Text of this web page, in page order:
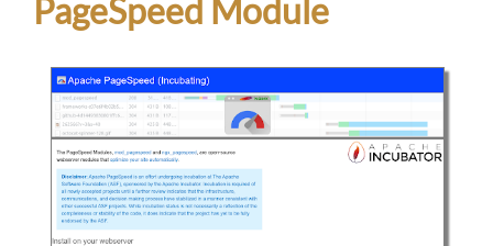
PageSpeed Module